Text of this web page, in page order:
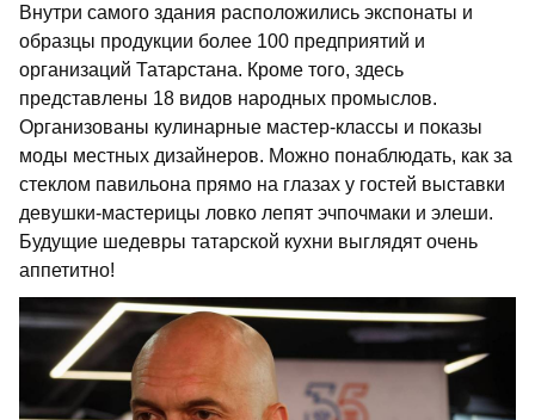
Внутри самого здания расположились экспонаты и
образцы продукции более 100 предприятий и
организаций Татарстана. Кроме того, здесь
представлены 18 видов народных промыслов.
Организованы кулинарные мастер-классы и показы
моды местных дизайнеров. Можно понаблюдать, как за
стеклом павильона прямо на глазах у гостей выставки
девушки-мастерицы ловко лепят эчпочмаки и элеши.
Будущие шедевры татарской кухни выглядят очень
аппетитно!